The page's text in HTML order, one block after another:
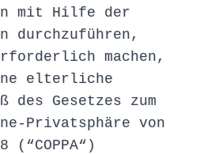
mit Hilfe der
durchzuführen,
machen,
elterliche
des Gesetzes zum
Privatsphäre von
(“COPPA“)